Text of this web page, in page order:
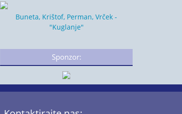
Buneta, Krištof, Perman, Vrček -
"Kuglanje"
Sponzor: